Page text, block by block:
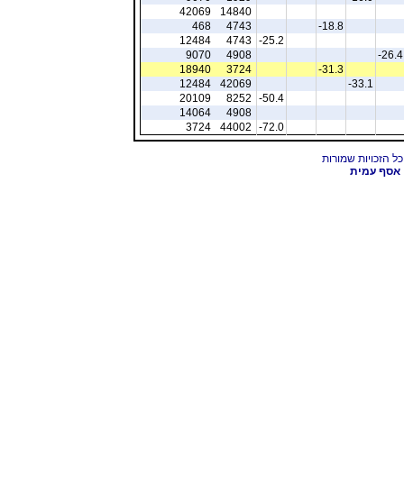
14840
42069
-18.8
4743
468
-25.2
4743
12484
-26.4
4908
9070
-31.3
3724
18940
-33.1
42069
12484
-50.4
8252
20109
4908
14064
-72.0
44002
3724
אסף עמית